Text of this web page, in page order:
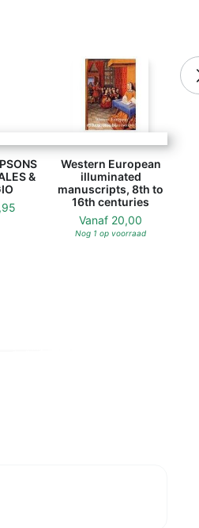
&
Western European
illuminated
manuscripts, 8th to
16th centuries
Vanaf 20,00
Nog 1 op voorraad